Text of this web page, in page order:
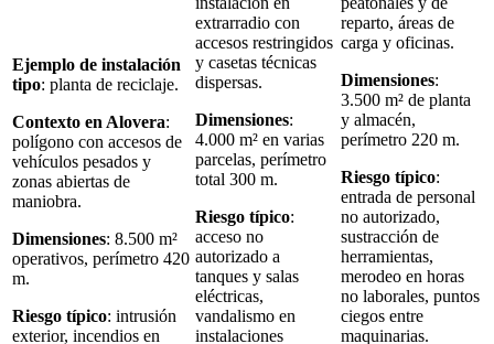
Ejemplo de instalación
tipo: planta de reciclaje.
Contexto en Alovera:
polígono con accesos de
vehículos pesados y
zonas abiertas de
maniobra.
Dimensiones: 8.500 m²
operativos, perímetro 420
m.
Riesgo típico: intrusión
exterior, incendios en
extrarradio con
accesos restringidos
y casetas técnicas
dispersas.
Dimensiones:
4.000 m² en varias
parcelas, perímetro
total 300 m.
Riesgo típico:
acceso no
autorizado a
tanques y salas
eléctricas,
vandalismo en
instalaciones
reparto, áreas de
carga y oficinas.
Dimensiones:
3.500 m² de planta
y almacén,
perímetro 220 m.
Riesgo típico:
entrada de personal
no autorizado,
sustracción de
herramientas,
merodeo en horas
no laborales, puntos
ciegos entre
maquinarias.